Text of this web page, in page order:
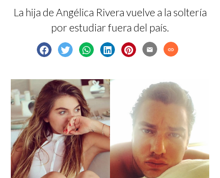
La hija de Angélica Rivera vuelve a la soltería
por estudiar fuera del país.
email link